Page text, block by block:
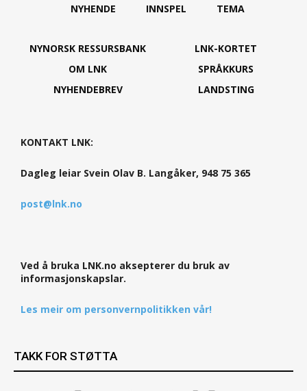
NYHENDE INNSPEL TEMA
NYNORSK RESSURSBANK
OM LNK
NYHENDEBREV
LNK-KORTET
SPRÅKKURS
LANDSTING
KONTAKT LNK:
Dagleg leiar Svein Olav B. Langåker, 948 75 365
post@lnk.no
Ved å bruka LNK.no aksepterer du bruk av
informasjonskapslar.
Les meir om personvernpolitikken vår!
TAKK FOR STØTTA